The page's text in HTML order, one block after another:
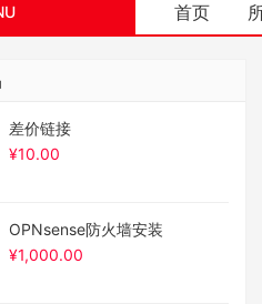
首页
差价链接
¥10.00
OPNsense防火墙安装
¥1,000.00